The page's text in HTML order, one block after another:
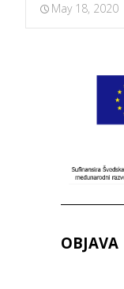
May 18, 2020
OBJAVA